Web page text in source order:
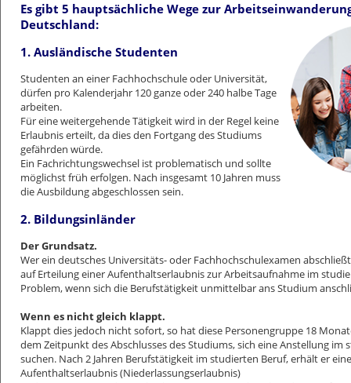
Es gibt 5 hauptsächliche Wege zur
Deutschland:
1. Ausländische Studenten
Studenten an einer Fachhochschule oder Universität,
dürfen pro Kalenderjahr 120 ganze oder 240 halbe Tage
arbeiten.
Für eine weitergehende Tätigkeit wird in der Regel keine
Erlaubnis erteilt, da dies den Fortgang des Studiums
gefährden würde.
Ein Fachrichtungswechsel ist problematisch und sollte
möglichst früh erfolgen. Nach insgesamt 10 Jahren muss
die Ausbildung abgeschlossen sein.
2. Bildungsinländer
Der Grundsatz.
Wer ein deutsches Universitäts- oder Fachhochschulexamen
auf Erteilung einer Aufenthaltserlaubnis zur Arbeitsaufnahme im
Problem, wenn sich die Berufstätigkeit unmittelbar ans Studium
Wenn es nicht gleich klappt.
Klappt dies jedoch nicht sofort, so hat diese Personengruppe 18
dem Zeitpunkt des Abschlusses des Studiums, sich eine Anstellung im
suchen. Nach 2 Jahren Berufstätigkeit im studierten Beruf, erhält er
Aufenthaltserlaubnis (Niederlassungserlaubnis)